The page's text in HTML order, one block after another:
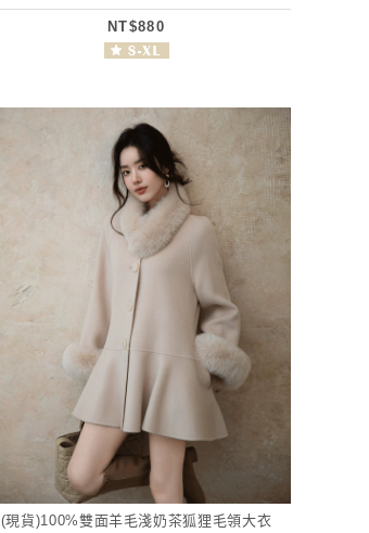
NT$880
(現貨)100%雙面羊毛淺奶茶狐狸毛領大衣